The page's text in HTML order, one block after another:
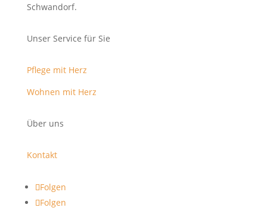
Schwandorf.
Unser Service für Sie
Pflege mit Herz
Wohnen mit Herz
Über uns
Kontakt
Folgen
Folgen